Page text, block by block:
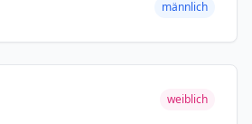
männlich
weiblich